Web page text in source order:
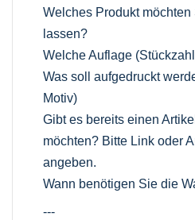
Welches Produkt möchten
lassen?
Welche Auflage
Was soll aufgedruckt
Motiv)
Gibt es bereits einen
möchten? Bitte Link oder
angeben.
Wann benötigen Sie die
---